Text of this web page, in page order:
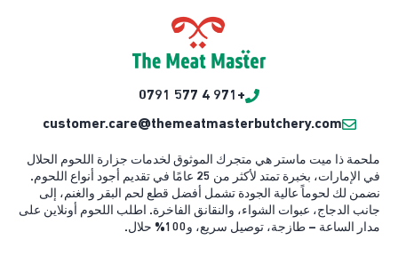
+971 4 577 0791
customer.care@themeatmasterbutchery.com
ملحمة ذا ميت ماستر هي متجرك الموثوق لخدمات جزارة اللحوم الحلال
في الإمارات، بخبرة تمتد لأكثر من 25 عامًا في تقديم أجود أنواع اللحوم.
نضمن لك لحوماً عالية الجودة تشمل أفضل قطع لحم البقر والغنم، إلى
جانب الدجاج، عبوات الشواء، والنقانق الفاخرة. اطلب اللحوم أونلاين على
مدار الساعة – طازجة، توصيل سريع، و100% حلال.